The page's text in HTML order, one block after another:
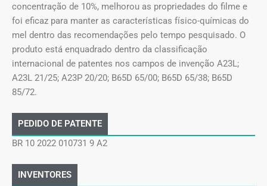
concentração de 10%, melhorou as propriedades do filme e
foi eficaz para manter as características físico-químicas do
mel dentro das recomendações pelo tempo pesquisado. O
produto está enquadrado dentro da classificação
internacional de patentes nos campos de invenção A23L;
A23L 21/25; A23P 20/20; B65D 65/00; B65D 65/38; B65D
85/72.
PEDIDO DE PATENTE
BR 10 2022 010731 9 A2
INVENTORES